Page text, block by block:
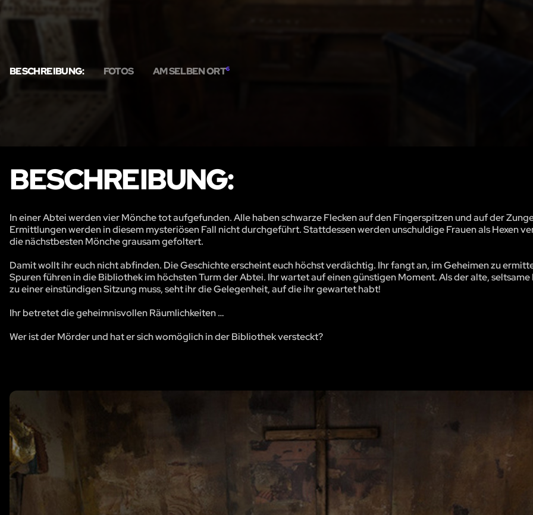
BESCHREIBUNG: FOTOS AM SELBEN ORT6
BESCHREIBUNG:
In einer Abtei werden vier Mönche tot aufgefunden. Alle haben schwarze Flecken auf den Fingerspitzen und auf der
Ermittlungen werden in diesem mysteriösen Fall nicht durchgeführt. Stattdessen werden unschuldige Frauen als Hexen
die nächstbesten Mönche grausam gefoltert.
Damit wollt ihr euch nicht abfinden. Die Geschichte erscheint euch höchst verdächtig. Ihr fangt an, im Geheimen zu
Spuren führen in die Bibliothek im höchsten Turm der Abtei. Ihr wartet auf einen günstigen Moment. Als der alte,
zu einer einstündigen Sitzung muss, seht ihr die Gelegenheit, auf die ihr gewartet habt!
Ihr betretet die geheimnisvollen Räumlichkeiten …
Wer ist der Mörder und hat er sich womöglich in der Bibliothek versteckt?